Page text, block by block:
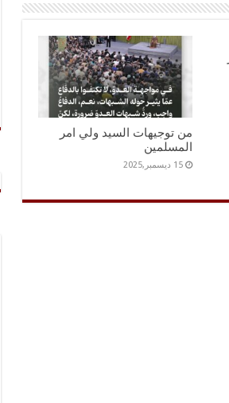
من توجيهات السيد ولي امر
المسلمين
15 ديسمبر,2025